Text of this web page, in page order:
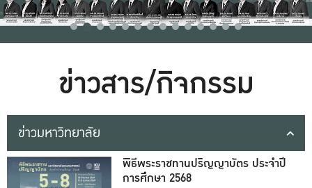
ข่าวสาร/กิจกรรม
ข่าวมหาวิทยาลัย
พิธีพระราชทานปริญญาบัตร ประจำปี
การศึกษา 2568